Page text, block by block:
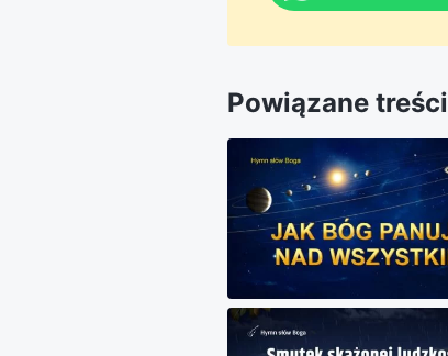
Powiązane treści